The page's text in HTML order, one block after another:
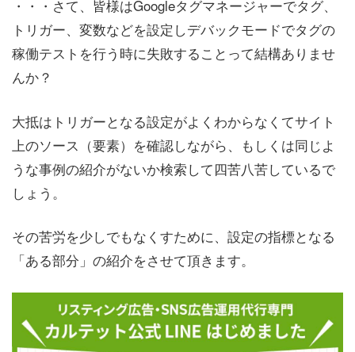
・・・さて、皆様はGoogleタグマネージャーでタグ、
トリガー、変数などを設定しデバックモードでタグの
稼働テストを行う時に失敗することって結構ありませ
んか？
大抵はトリガーとなる設定がよくわからなくてサイト
上のソース（要素）を確認しながら、もしくは同じよ
うな事例の紹介がないか検索して四苦八苦しているで
しょう。
その苦労を少しでもなくすために、設定の指標となる
「ある部分」の紹介をさせて頂きます。